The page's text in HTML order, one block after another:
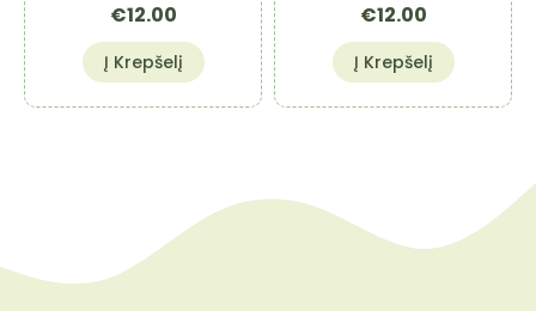
€12.00
Į Krepšelį
€12.00
Į Krepšelį